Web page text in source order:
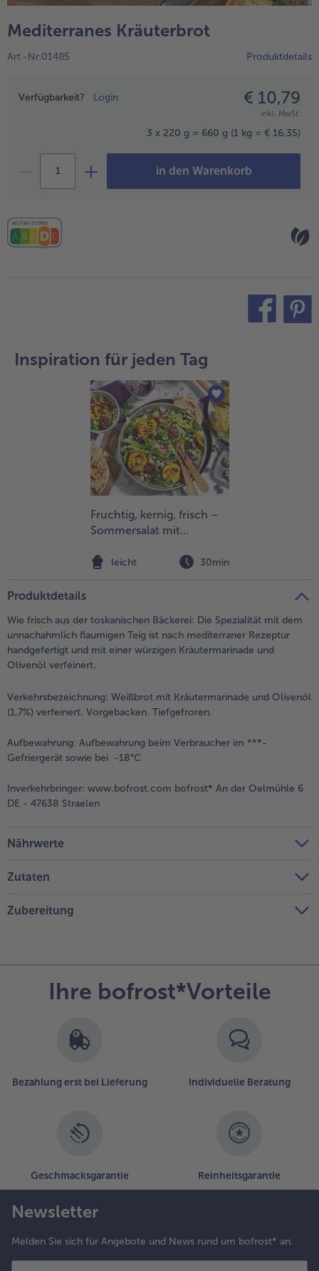
alle Obst
alle Süße Vielfalt
Confiserie & Feinkost
alle Küchenhelfer
Mediterranes Kräuterbrot
Art.-Nr.01485 Produktdetails
Preisangabe
Verfügbarkeit? Login € 10,79
inkl. MwSt.
3 x 220 g = 660 g (1 kg = € 16,35)
in den Warenkorb
Inspiration für jeden Tag
Fruchtig, kernig, frisch –
Sommersalat mit
Maisleicht 30min
Produktdetails
Wie frisch aus der toskanischen Bäckerei: Die Spezialität mit dem
unnachahmlich flaumigen Teig ist nach mediterraner Rezeptur
handgefertigt und mit einer würzigen Kräutermarinade und
Olivenöl verfeinert.
Verkehrsbezeichnung: Weißbrot mit Kräutermarinade und Olivenöl
(1,7%) verfeinert. Vorgebacken. Tiefgefroren.
Aufbewahrung: Aufbewahrung beim Verbraucher im ***-
Gefriergerät sowie bei -18°C
Inverkehrbringer: www.bofrost.com bofrost* An der Oelmühle 6
DE - 47638 Straelen
Nährwerte
Zutaten
Zubereitung
Ihre bofrost*Vorteile
Bezahlung erst bei Lieferung Individuelle Beratung
Geschmacksgarantie Reinheitsgarantie
Newsletter
Melden Sie sich für Angebote und News rund um bofrost* an.